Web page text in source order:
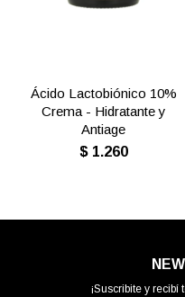
Ácido Lactobiónico 10%
Crema - Hidratante y
Antiage
$ 1.260
¡Suscribite y